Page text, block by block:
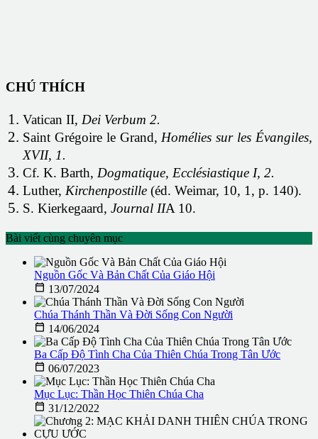
CHÚ THÍCH
Vatican II, Dei Verbum 2.
Saint Grégoire le Grand, Homélies sur les Évangiles,
XVII, 1.
Cf. K. Barth, Dogmatique, Ecclésiastique I, 2.
Luther, Kirchenpostille (éd. Weimar, 10, 1, p. 140).
S. Kierkegaard, Journal IIA 10.
Bài viết cùng chuyên mục
Nguồn Gốc Và Bản Chất Của Giáo Hội
 13/07/2024
Chúa Thánh Thần Và Đời Sống Con Người
 14/06/2024
Ba Cấp Độ Tình Cha Của Thiên Chúa Trong Tân Ước
 06/07/2023
Mục Lục: Thần Học Thiên Chúa Cha
 31/12/2022